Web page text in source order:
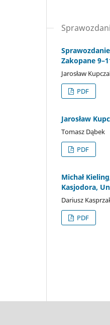
Zakopane
Jarosław
PDF
Jarosław
Tomasz Dąbek
PDF
Michał
Kasjodora,
Dariusz
PDF